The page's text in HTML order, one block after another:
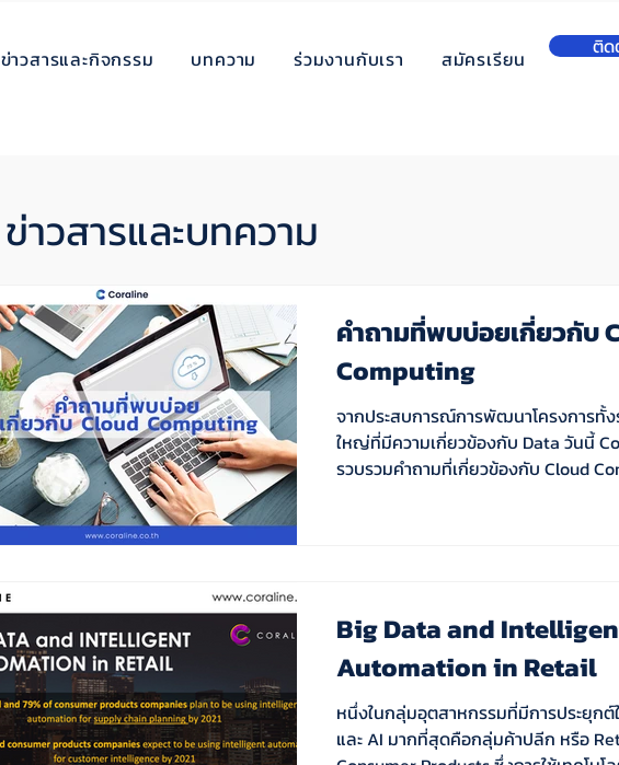
ข่าวสารและกิจกรรม บทความ ร่วมงานกับเรา สมัครเรียน ติด
ข่าวสารและบทความ
คำถามที่พบบ่อยเกี่ยวกับ
Computing
จากประสบการณ์การพัฒนาโครงการทั้งร
ใหญ่ที่มีความเกี่ยวข้องกับ Data วันนี้
รวบรวมคำถามที่เกี่ยวข้องกับ Cloud
Big Data and
Automation in Retail
หนึ่งในกลุ่มอุตสาหกรรมที่มีการประยุกต์ใ
และ AI มากที่สุดคือกลุ่มค้าปลีก หรือ